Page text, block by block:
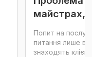
майстрах,
оголошенні
Попит на
питання лише в
знаходять